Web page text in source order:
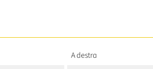
A destra